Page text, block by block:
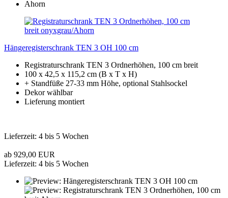
Hängeregisterschrank TEN 3 OH 100 cm
Registraturschrank TEN 3 Ordnerhöhen, 100 cm breit
100 x 42,5 x 115,2 cm (B x T x H)
+ Standfüße 27-33 mm Höhe, optional Stahlsockel
Dekor wählbar
Lieferung montiert
Lieferzeit: 4 bis 5 Wochen
ab 929,00 EUR
Lieferzeit: 4 bis 5 Wochen